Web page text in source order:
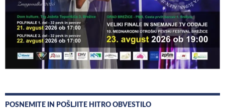
POSNEMITE IN POŠLJITE HITRO OBVESTILO